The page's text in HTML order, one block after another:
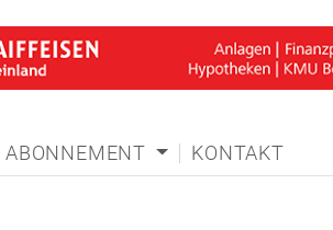
ABONNEMENT KONTAKT